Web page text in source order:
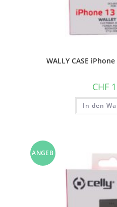
WALLY CASE
CHF
In den
ANGEB